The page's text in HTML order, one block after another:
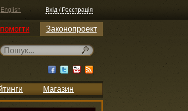
English Вхід / Реєстрація
Законопроект
Магазин